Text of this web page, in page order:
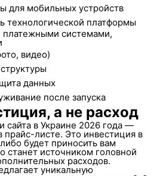
для мобильных устройств
технологической платформы
платежными системами,
видео)
данных
после запуска
а не расход
сайта в Украине 2026 года —
прайс-листе. Это инвестиция в
будет приносить вам
станет источником головной
расходов.
уникальную